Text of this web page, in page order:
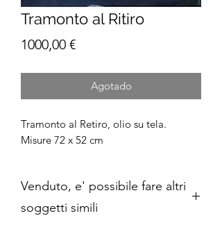
Tramonto al Ritiro
1000,00 €Precio
Agotado
Tramonto al Retiro, olio su tela.
Misure 72 x 52 cm
Venduto, e' possibile fare altri
soggetti simili